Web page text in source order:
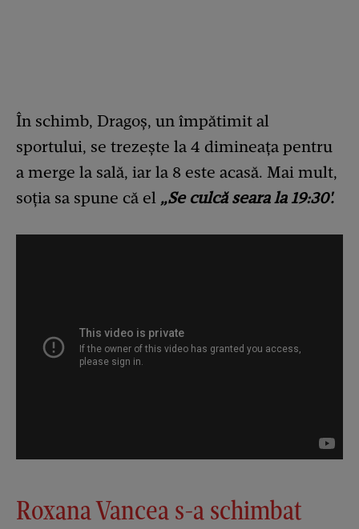
În schimb, Dragoș, un împătimit al
sportului, se trezește la 4 dimineața pentru
a merge la sală, iar la 8 este acasă. Mai mult,
soția sa spune că el „Se culcă seara la 19:30'.
Roxana Vancea s-a schimbat